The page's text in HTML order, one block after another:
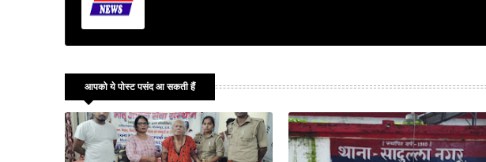
आपको ये पोस्ट पसंद आ सकती हैं